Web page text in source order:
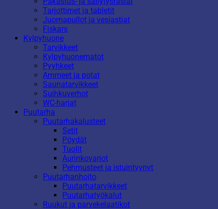
Tarjottimet ja tabletit
Juomapullot ja vesiastiat
Fiskars
Kylpyhuone
Tarvikkeet
Kylpyhuonematot
Pyyhkeet
Ammeet ja potat
Saunatarvikkeet
Suihkuverhot
WC-harjat
Puutarha
Puutarhakalusteet
Setit
Pöydät
Tuolit
Aurinkovarjot
Pehmusteet ja istuintyynyt
Puutarhanhoito
Puutarhatarvikkeet
Puutarhatyökalut
Ruukut ja parvekelaatikot